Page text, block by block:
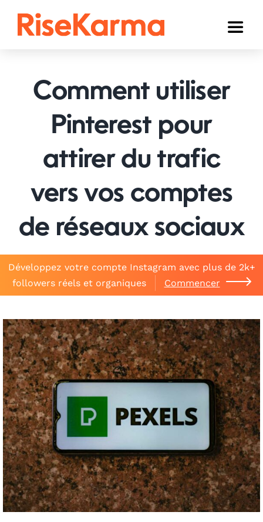
Toggle
TikTok
YouTube
Twitter (𝕏)
Autres
Panier
Comment utiliser
Pinterest pour
attirer du trafic
vers vos comptes
de réseaux sociaux
Développez votre compte Instagram avec plus de 2k+
followers réels et organiques
Commencer